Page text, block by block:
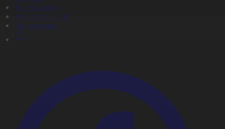
Телехикаялар
Мультсериалдар
Видеоархив